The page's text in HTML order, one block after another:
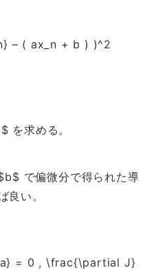
– ( ax_n + b ) )^2
を求める。
で偏微分で得られた導
良い。
= 0 , \frac{\partial J}